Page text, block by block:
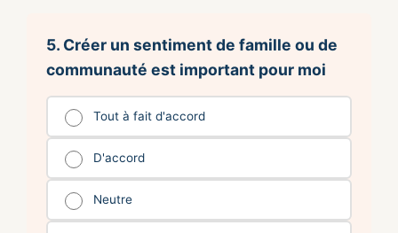
5. Créer un sentiment de famille ou de
communauté est important pour moi
Tout à fait d'accord
D'accord
Neutre